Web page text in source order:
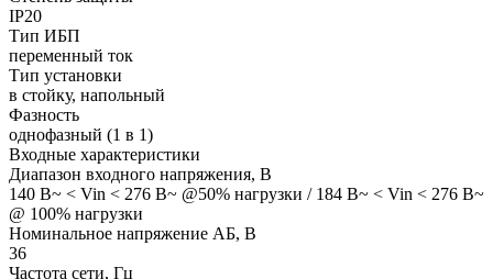
IP20
Тип ИБП
переменный ток
Тип установки
в стойку, напольный
Фазность
однофазный (1 в 1)
Входные характеристики
Диапазон входного напряжения, В
140 В~ < Vin < 276 В~ @50% нагрузки / 184 В~ < Vin < 276 В~
@ 100% нагрузки
Номинальное напряжение АБ, В
36
Частота сети, Гц